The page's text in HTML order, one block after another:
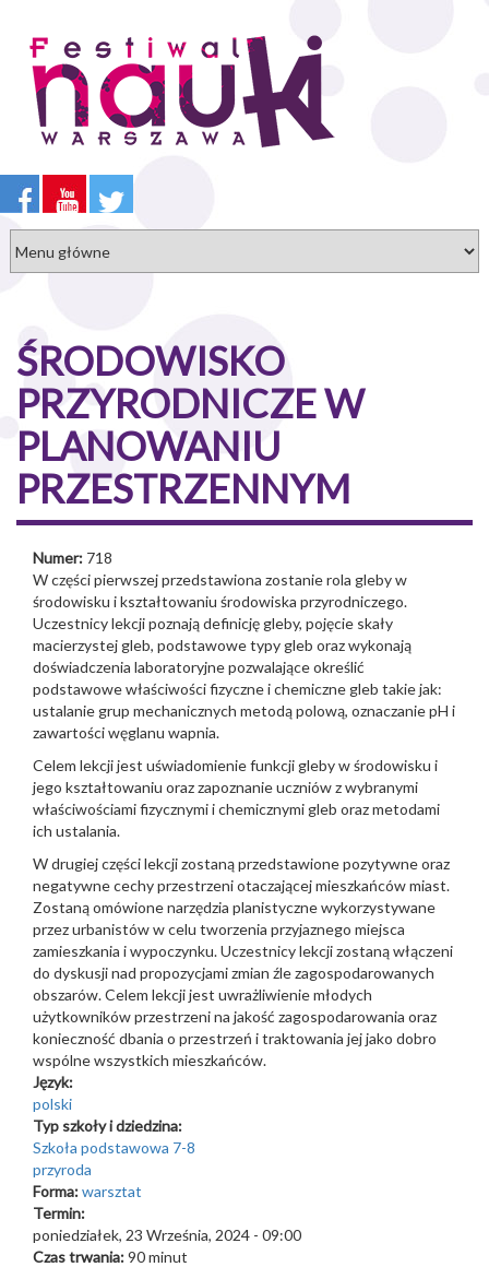
treści
ŚRODOWISKO
PRZYRODNICZE W
PLANOWANIU
PRZESTRZENNYM
Numer: 718
W części pierwszej przedstawiona zostanie rola gleby w
środowisku i kształtowaniu środowiska przyrodniczego.
Uczestnicy lekcji poznają definicję gleby, pojęcie skały
macierzystej gleb, podstawowe typy gleb oraz wykonają
doświadczenia laboratoryjne pozwalające określić
podstawowe właściwości fizyczne i chemiczne gleb takie jak:
ustalanie grup mechanicznych metodą polową, oznaczanie pH i
zawartości węglanu wapnia.
Celem lekcji jest uświadomienie funkcji gleby w środowisku i
jego kształtowaniu oraz zapoznanie uczniów z wybranymi
właściwościami fizycznymi i chemicznymi gleb oraz metodami
ich ustalania.
W drugiej części lekcji zostaną przedstawione pozytywne oraz
negatywne cechy przestrzeni otaczającej mieszkańców miast.
Zostaną omówione narzędzia planistyczne wykorzystywane
przez urbanistów w celu tworzenia przyjaznego miejsca
zamieszkania i wypoczynku. Uczestnicy lekcji zostaną włączeni
do dyskusji nad propozycjami zmian źle zagospodarowanych
obszarów. Celem lekcji jest uwrażliwienie młodych
użytkowników przestrzeni na jakość zagospodarowania oraz
konieczność dbania o przestrzeń i traktowania jej jako dobro
wspólne wszystkich mieszkańców.
Język:
polski
Typ szkoły i dziedzina:
Szkoła podstawowa 7-8
przyroda
Forma:warsztat
Termin:
poniedziałek, 23 Września, 2024 - 09:00
Czas trwania:90 minut